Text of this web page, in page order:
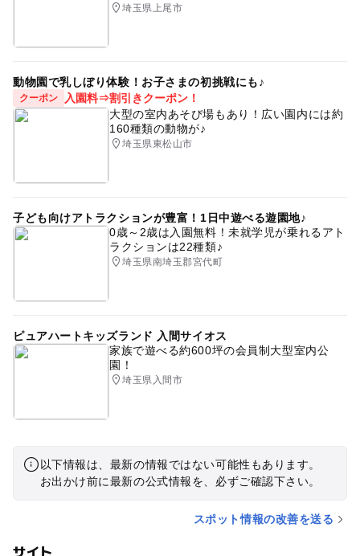
埼玉県上尾市
動物園で乳しぼり体験！お子さまの初挑戦にも♪
クーポン
入園料⇒割引きクーポン！
大型の室内あそび場もあり！広い園内には約
160種類の動物が♪
埼玉県東松山市
子ども向けアトラクションが豊富！1日中遊べる遊園地♪
0歳～2歳は入園無料！未就学児が乗れるアト
ラクションは22種類♪
埼玉県南埼玉郡宮代町
ピュアハートキッズランド 入間サイオス
家族で遊べる約600坪の会員制大型室内公
園！
埼玉県入間市
以下情報は、最新の情報ではない可能性もあります。
お出かけ前に最新の公式情報を、必ずご確認下さい。
スポット情報の改善を送る
サイト